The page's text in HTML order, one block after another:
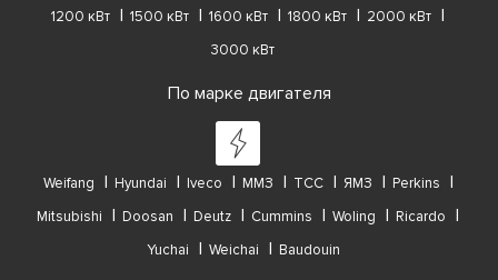
1200 кВт
1500 кВт 1600 кВт 1800 кВт
2000 кВт
3000 кВт
По марке двигателя
Weifang Hyundai Iveco ММЗ ТСС ЯМЗ
Perkins
Mitsubishi
Doosan Deutz Cummins Woling
Ricardo
Yuchai
Weichai Baudouin